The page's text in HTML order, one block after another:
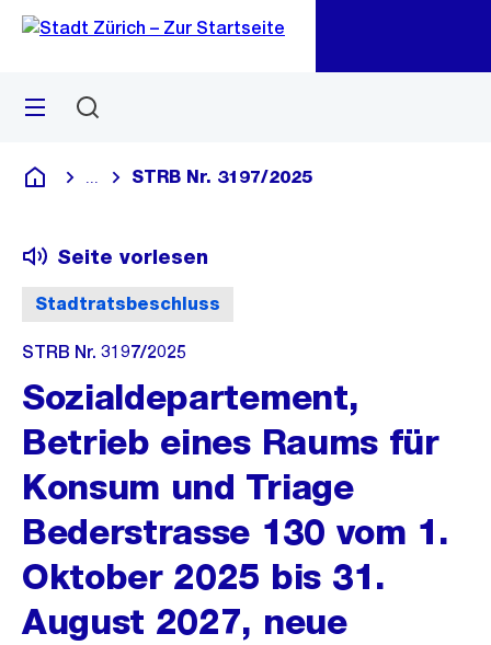
Navigation
Sprunglink
Menü
Deutsch
Blende alle Breadcrumbs ein
STRB Nr. 3197/2025
Stadtratsbeschluss
Seite vorlesen
STRB Nr. 3197/2025
Sozialdepartement,
Betrieb eines Raums für
Konsum und Triage
Bederstrasse 130 vom 1.
Oktober 2025 bis 31.
August 2027, neue